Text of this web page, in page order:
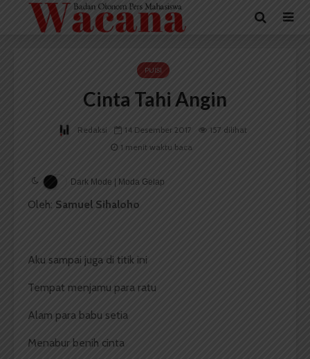
PUISI
Cinta Tahi Angin
Redaksi 14 Desember 2017
157 dilihat
1 menit waktu baca
Dark Mode | Moda Gelap
Oleh: Samuel Sihaloho
Aku sampai juga di titik ini
Tempat menjamu para ratu
Alam para babu setia
Menabur benih cinta